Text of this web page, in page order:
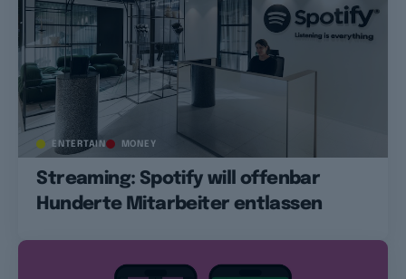
ENTERTAIN MONEY
Streaming: Spotify will offenbar
Hunderte Mitarbeiter entlassen